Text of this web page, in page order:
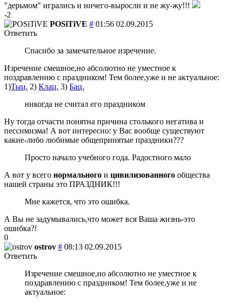
"дерьмом" игрались и ничего-выросли и не жу-жу!!!
-2
POSiTiVE # 01:56 02.09.2015
Ответить
Спасибо за замечательное изречение.
Изречение смешное,но абсолютно не уместное к
поздравлению с праздником! Тем более,уже и не актуальное:
1)Тыц. 2) Клац. 3) Бац.
никогда не считал его праздником
Ну тогда отчасти понятна причина столького негатива и
пессимизма! А вот интересно: у Вас вообще существуют
какие-либо любимые общепринятые праздники???
Просто начало учебного года. Радостного мало
А вот у всего нормального и цивилизованного общества
нашей страны это ПРАЗДНИК!!!
Мне кажется, что это ошибка.
А Вы не задумывались,что может вся Ваша жизнь-это
ошибка?!
0
ostrov # 08:13 02.09.2015
Ответить
Изречение смешное,но абсолютно не уместное к
поздравлению с праздником! Тем более,уже и не
актуальное: